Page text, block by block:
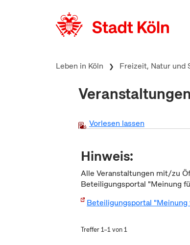
Leben in Köln Freizeit, Natur und
Veranstaltungen
Vorlesen lassen
Hinweis:
Alle Veranstaltungen mit/zu
Beteiligungsportal "Meinung
Beteiligungsportal "Meinung
Treffer 1–1 von 1